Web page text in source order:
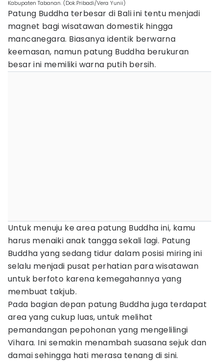
Kabupaten Tabanan. (Dok.Pribadi/Vera Yunii)
Patung Buddha terbesar di Bali ini tentu menjadi
magnet bagi wisatawan domestik hingga
mancanegara. Biasanya identik berwarna
keemasan, namun patung Buddha berukuran
besar ini memiliki warna putih bersih.
Untuk menuju ke area patung Buddha ini, kamu
harus menaiki anak tangga sekali lagi. Patung
Buddha yang sedang tidur dalam posisi miring ini
selalu menjadi pusat perhatian para wisatawan
untuk berfoto karena kemegahannya yang
membuat takjub.
Pada bagian depan patung Buddha juga terdapat
area yang cukup luas, untuk melihat
pemandangan pepohonan yang mengelilingi
Vihara. Ini semakin menambah suasana sejuk dan
damai sehingga hati merasa tenang di sini.